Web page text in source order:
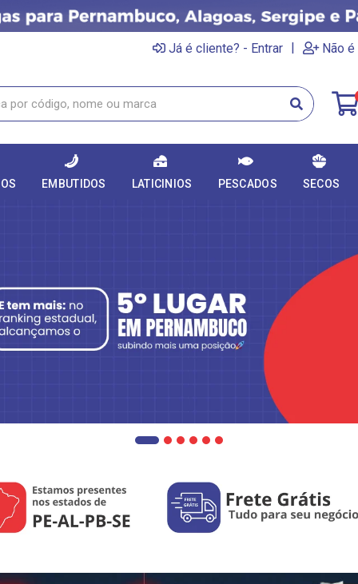
Já é cliente? - Entrar | Não
EMBUTIDOS LATICINIOS PESCADOS SECOS